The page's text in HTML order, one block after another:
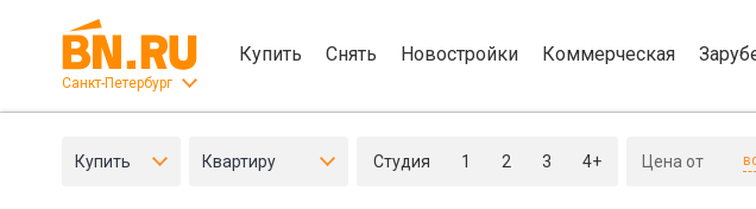
Санкт-Петербург
Купить Снять Новостройки Коммерческая
Купить Квартиру Студия 1 2 3 4+